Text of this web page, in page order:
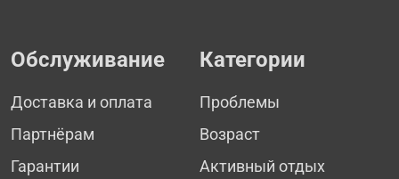
Обслуживание
Доставка и оплата
Партнёрам
Гарантии
Категории
Проблемы
Возраст
Активный отдых